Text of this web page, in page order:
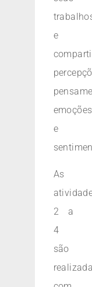
e
emoções
e
As
2 a
4
são